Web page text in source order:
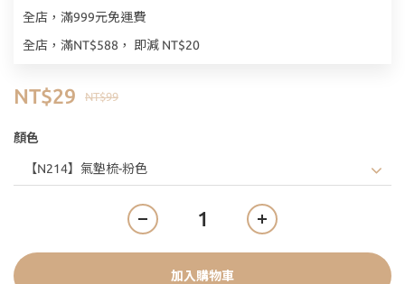
全店，滿999元免運費
全店，滿NT$588， 即減 NT$20
NT$99
NT$29
顏色
加入購物車